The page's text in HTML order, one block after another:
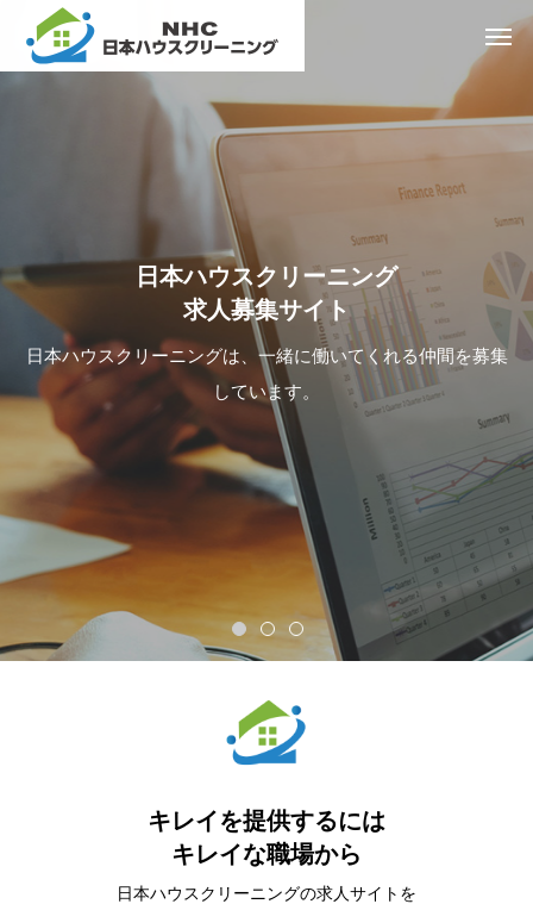
日本ハウスクリーニング
求人募集サイト
日本ハウスクリーニングは、一緒に働いてくれる仲間を募集
しています。
キレイを提供するには
キレイな職場から
日本ハウスクリーニングの求人サイトを